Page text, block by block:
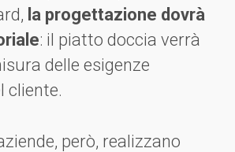
la progettazione dovrà
: il piatto doccia verrà
delle esigenze
cliente.
però, realizzano